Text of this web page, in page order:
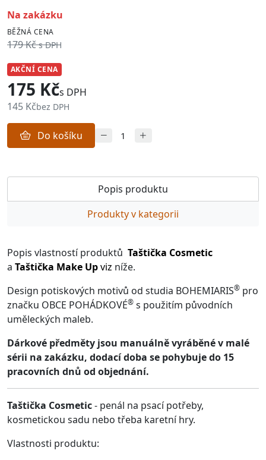
na zakázku
BĚŽNÁ CENA
179 Kč s DPH
AKČNÍ CENA
175 Kčs DPH
145 Kčbez DPH
Do košíku
Popis produktu
Produkty v kategorii
Popis vlastností produktů Taštička Cosmetic
a Taštička Make Upviz níže.
Design potiskových motivů od studia BOHEMIARIS® pro
značku OBCE POHÁDKOVÉ® s použitím původních
uměleckých maleb.
Dárkové předměty jsou manuálně vyráběné v malé
sérii na zakázku, dodací doba se pohybuje do 15
pracovních dnů od objednání.
Taštička Cosmetic- penál na psací potřeby,
kosmetickou sadu nebo třeba karetní hry.
Vlastnosti produktu: